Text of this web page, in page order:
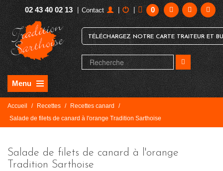
02 43 40 02 13 | Contact | | 0
TÉLÉCHARGEZ NOTRE CARTE TRAITEUR ET
Menu
Accueil / Recettes / Recettes canard
/
Salade de filets de canard à l'orange Tradition Sarthoise
Salade de filets de canard à l'orange
Tradition Sarthoise